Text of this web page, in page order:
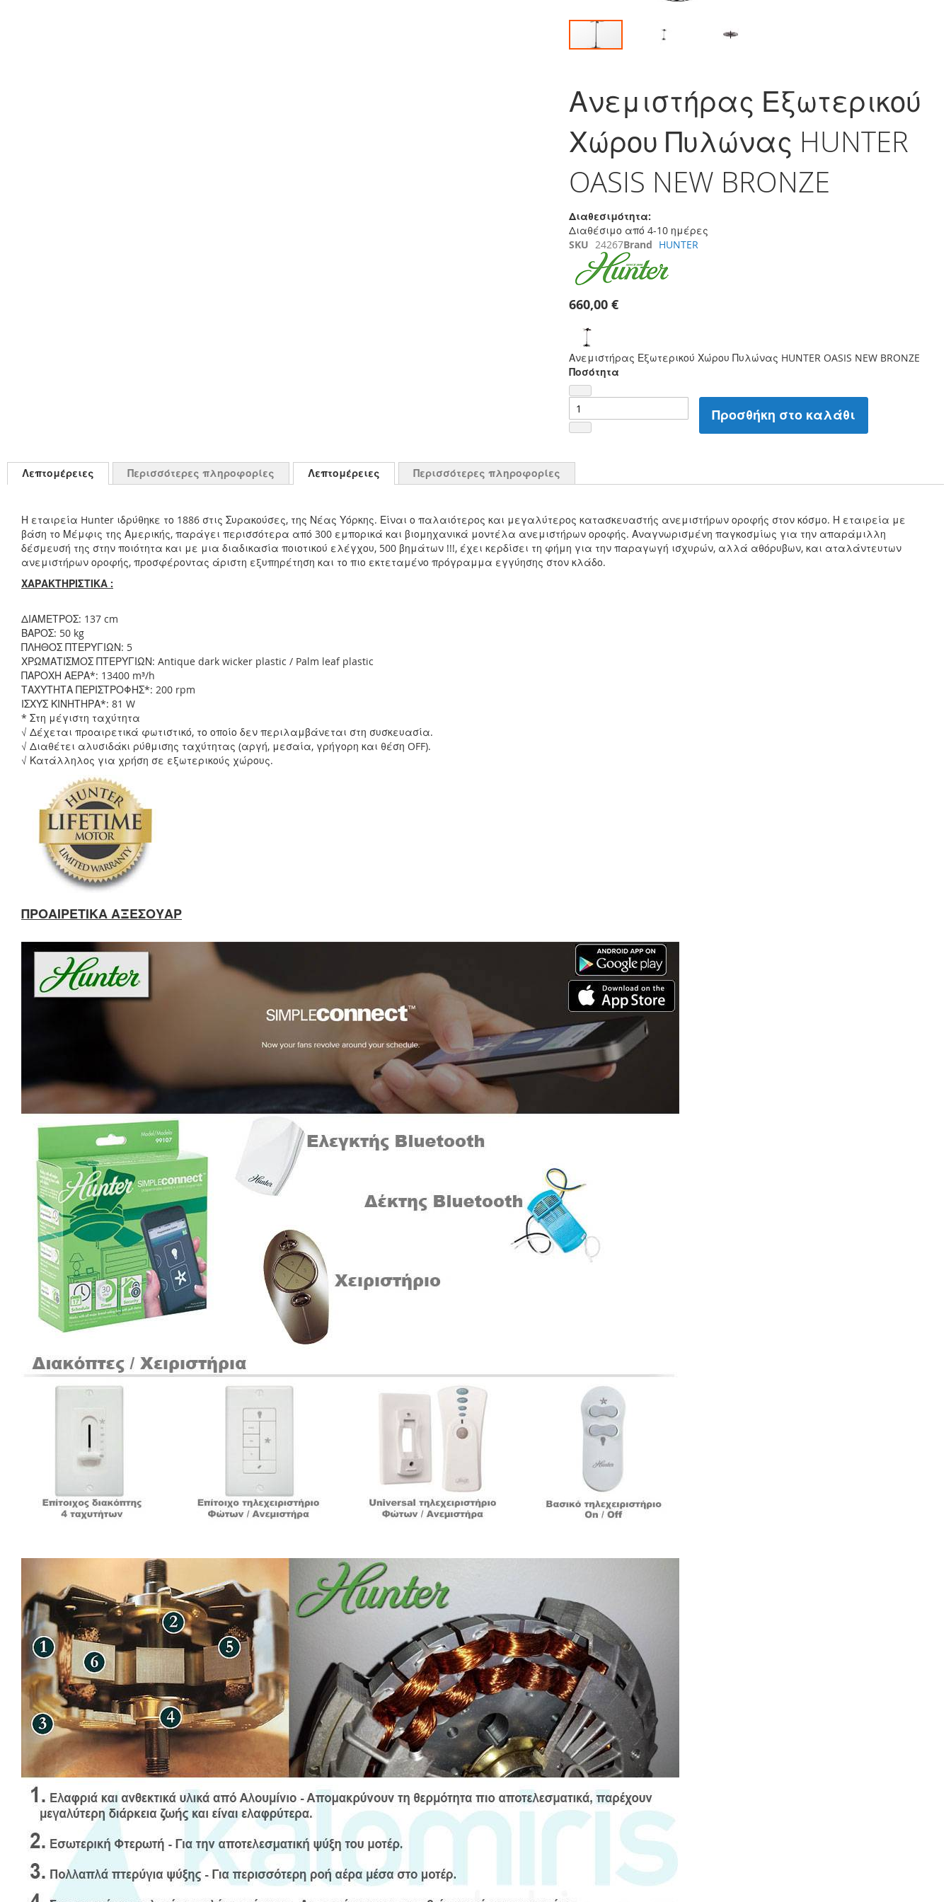
αρχή
της
εικόνων
Ανεμιστήρας Εξωτερικού
Χώρου Πυλώνας HUNTER
OASIS NEW BRONZE
Διαθεσιμότητα:
Διαθέσιμο από 4-10 ημέρες
SKU 24267Brand HUNTER
660,00 €
Ανεμιστήρας Εξωτερικού Χώρου Πυλώνας HUNTER OASIS NEW BRONZE
Ποσότητα
Προσθήκη στο καλάθι
Λεπτομέρειες Περισσότερες πληροφορίες Λεπτομέρειες
Η εταιρεία Hunter ιδρύθηκε το 1886 στις Συρακούσες, της Νέας Υόρκης. Είναι ο παλαιότερος και μεγαλύτερος κατασκευαστής ανεμιστήρων οροφής στον κόσμο. Η εταιρεία με
βάση το Μέμφις της Αμερικής, παράγει περισσότερα από 300 εμπορικά και βιομηχανικά μοντέλα ανεμιστήρων οροφής. Αναγνωρισμένη παγκοσμίως για την απαράμιλλη
δέσμευσή της στην ποιότητα και με μια διαδικασία ποιοτικού ελέγχου, 500 βημάτων !!!, έχει κερδίσει τη φήμη για την παραγωγή ισχυρών, αλλά αθόρυβων, και αταλάντευτων
ανεμιστήρων οροφής, προσφέροντας άριστη εξυπηρέτηση και το πιο εκτεταμένο πρόγραμμα εγγύησης στον κλάδο.
ΧΑΡΑΚΤΗΡΙΣΤΙΚΑ :
ΔΙΑΜΕΤΡΟΣ: 137 cm
ΒΑΡΟΣ: 50 kg
ΠΛΗΘΟΣ ΠΤΕΡΥΓΙΩΝ: 5
ΧΡΩΜΑΤΙΣΜΟΣ ΠΤΕΡΥΓΙΩΝ: Antique dark wicker plastic / Palm leaf plastic
ΠΑΡΟΧΗ ΑΕΡΑ*: 13400 m³/h
ΤΑΧΥΤΗΤΑ ΠΕΡΙΣΤΡΟΦΗΣ*: 200 rpm
ΙΣΧΥΣ ΚΙΝΗΤΗΡΑ*: 81 W
* Στη μέγιστη ταχύτητα
√ Δέχεται προαιρετικά φωτιστικό, το οποίο δεν περιλαμβάνεται στη συσκευασία.
√ Διαθέτει αλυσιδάκι ρύθμισης ταχύτητας (αργή, μεσαία, γρήγορη και θέση OFF).
√ Κατάλληλος για χρήση σε εξωτερικούς χώρους.
ΠΡΟΑΙΡΕΤΙΚΑ ΑΞΕΣΟΥΑΡ
Περισσότερες πληροφορίες